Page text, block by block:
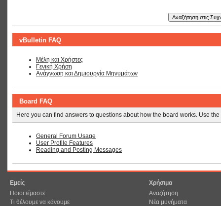
vBulletin FAQ
Μέλη και Χρήστες
Γενική Χρήση
Ανάγνωση και Δημιουργία Μηνυμάτων
Board FAQ
Here you can find answers to questions about how the board works. Use
General Forum Usage
User Profile Features
Reading and Posting Messages
Εμείς
Ποιοι είμαστε
Τι θέλουμε να κάνουμε
Χρήσιμα
Αναζήτηση
Νέα μυνήματα